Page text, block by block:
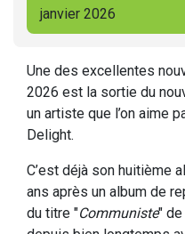
janvier 2026
Une des excellentes
2026 est la sortie du
un artiste que l’on aime
Delight.
C’est déjà son huitième
ans après un album de
du titre "Communiste"